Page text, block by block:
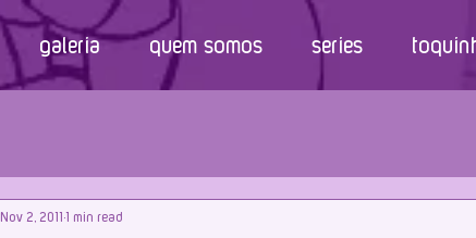
galeria quem somos series
Nov 2, 2011 1 min read